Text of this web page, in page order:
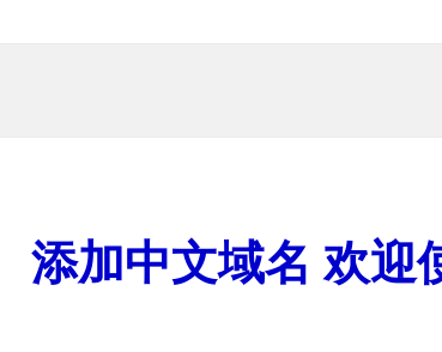
添加中文域名 欢迎